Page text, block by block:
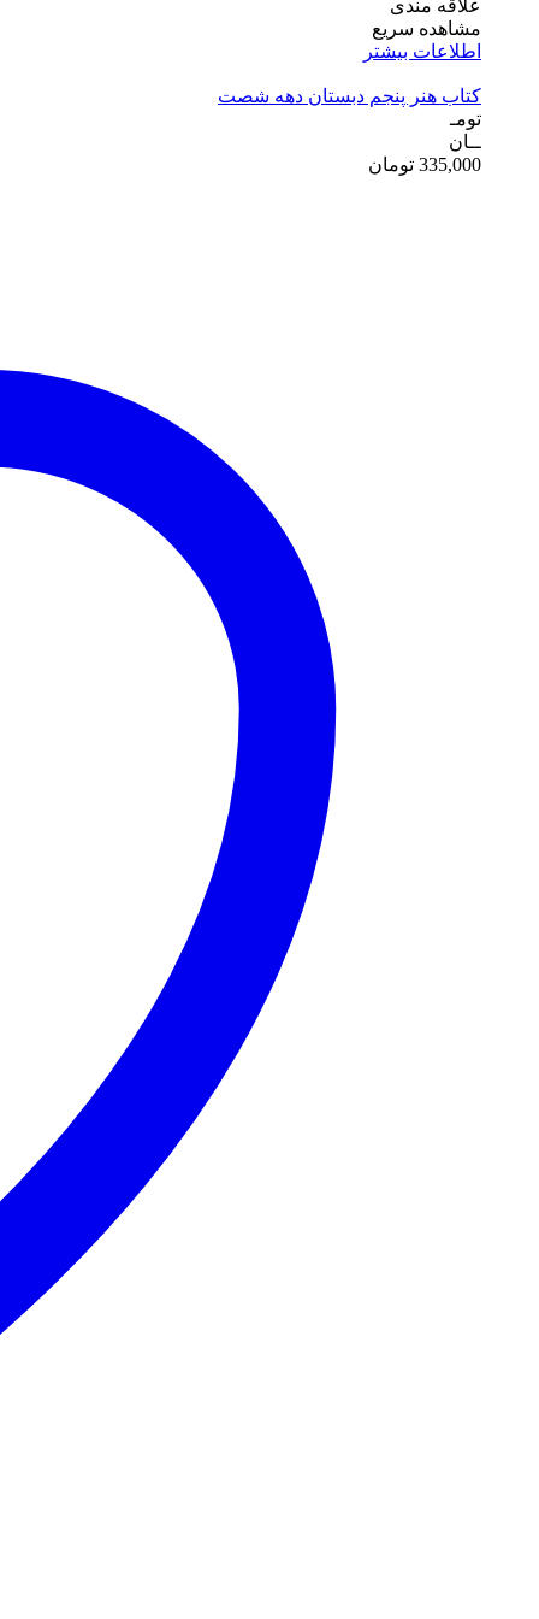
علاقه مندی
مشاهده سریع
اطلاعات بیشتر
کتاب هنر پنجم دبستان دهه شصت
تومـ
ــان
335,000 تومان